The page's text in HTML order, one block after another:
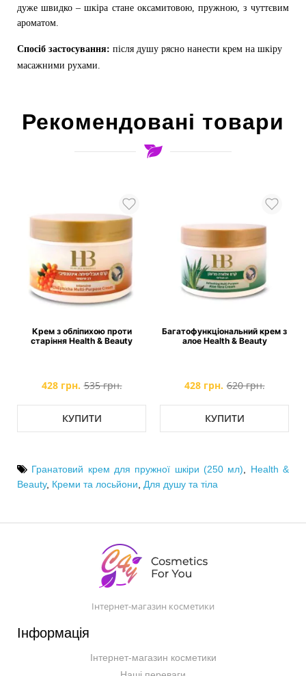
дуже швидко – шкіра стане оксамитовою, пружною, з чуттєвим
ароматом.
Спосіб застосування: після душу рясно нанести крем на шкіру
масажними рухами.
Рекомендовані товари
Крем з обліпихою проти
старіння Health & Beauty
428 грн. 535 грн.
КУПИТИ
Багатофункціональний крем з
алое Health & Beauty
428 грн. 620 грн.
КУПИТИ
Гранатовий крем для пружної шкіри (250 мл), Health &
Beauty, Креми та лосьйони, Для душу та тіла
Інтернет-магазин косметики
Інформація
Інтернет-магазин косметики